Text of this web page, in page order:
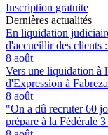
Inscription gratuite
Dernières actualités
En liquidation
d'accueillir des clients
8 août
Vers une liquidation à
d'Expression à
8 août
"On a dû recruter 60
prépare à la Fédérale